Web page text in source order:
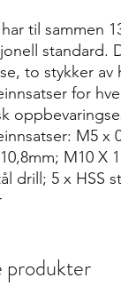
til sammen
standard.
to stykker av
for
M5 x
M10 X
drill; 5 x HSS
produkter